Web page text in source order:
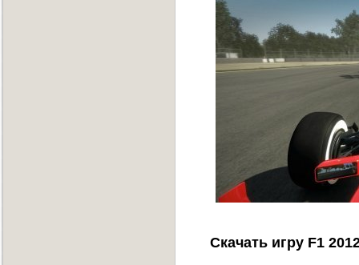
Скачать игру F1